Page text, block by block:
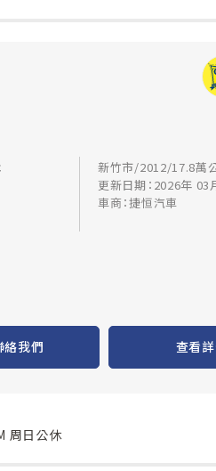
新竹市/2012/17.8萬
更新日期：2026年 03
車商：捷恒汽車
絡我們 查看
周日公休